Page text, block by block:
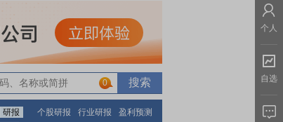
0
研报 个股研报 行业研报
盈利预测
个人
自选